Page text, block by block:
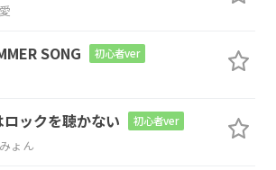
のはわかってた
ん溢れ出てきた
SONG 初心者ver
ロックを聴かない 初心者ver
ょん